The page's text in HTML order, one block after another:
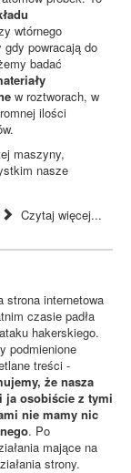
wtórnego
gdy powracają do
badać
w roztworach, w
ilości
maszyny,
nasze
Czytaj więcej...
strona internetowa
czasie padła
hakerskiego.
podmienione
treści -
że nasza
ja osobiście z tymi
nie mamy nic
. Po
mające na
strony.